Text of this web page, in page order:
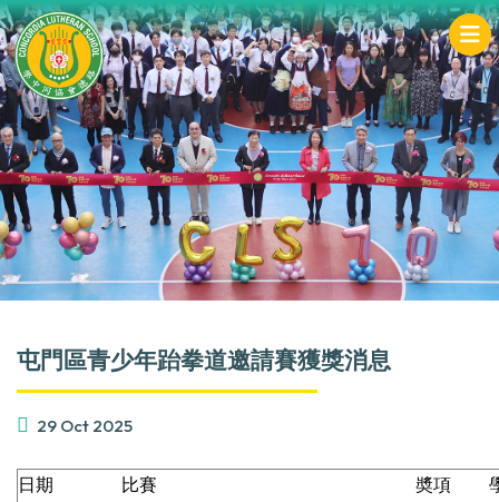
屯門區青少年跆拳道邀請賽獲獎消息
29 Oct 2025
日期 比賽 奬項